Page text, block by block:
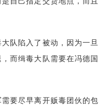
队陷入了被动，因为一旦
而缉毒大队需要在冯德国
要尽早离开贩毒团伙的包